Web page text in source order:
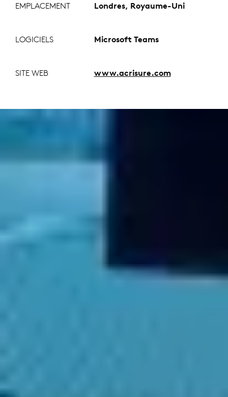
EMPLACEMENT Londres, Royaume-Uni
LOGICIELS Microsoft Teams
SITE WEB www.acrisure.com